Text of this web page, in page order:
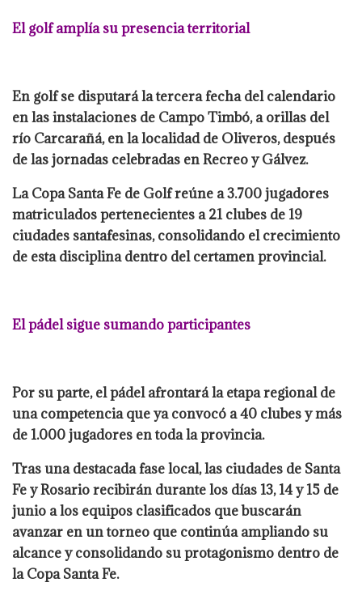
El golf amplía su presencia territorial
En golf se disputará la tercera fecha del calendario
en las instalaciones de Campo Timbó, a orillas del
río Carcarañá, en la localidad de Oliveros, después
de las jornadas celebradas en Recreo y Gálvez.
La Copa Santa Fe de Golf reúne a 3.700 jugadores
matriculados pertenecientes a 21 clubes de 19
ciudades santafesinas, consolidando el crecimiento
de esta disciplina dentro del certamen provincial.
El pádel sigue sumando participantes
Por su parte, el pádel afrontará la etapa regional de
una competencia que ya convocó a 40 clubes y más
de 1.000 jugadores en toda la provincia.
Tras una destacada fase local, las ciudades de Santa
Fe y Rosario recibirán durante los días 13, 14 y 15 de
junio a los equipos clasificados que buscarán
avanzar en un torneo que continúa ampliando su
alcance y consolidando su protagonismo dentro de
la Copa Santa Fe.